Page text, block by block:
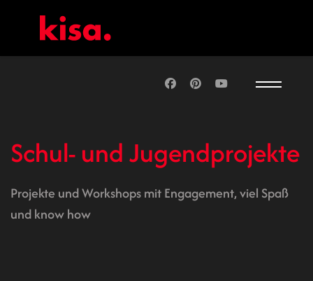
Schul- und Jugendprojekte
Projekte und Workshops mit Engagement, viel Spaß
und know how